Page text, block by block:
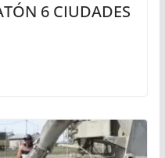
6 CIUDADES